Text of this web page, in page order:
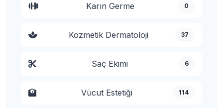
Karın Germe 0
Kozmetik Dermatoloji 37
Saç Ekimi 6
Vücut Estetiği 114